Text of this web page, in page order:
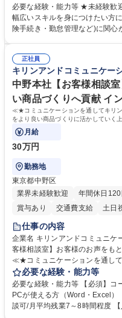
営を支えるゼネラリストをめざせます。 ・初期業務：労働
計算、社会保険対応、福利厚生
します。ご経験に応じて、休職
★メンバーがマンツーマンで丁
幅広く経験を積みたい意欲がある方に最
務・人事】未経験歓迎/日立グル
指す
必要な経験・能力等 ★未経験歓
幅広いスキルを身につけたい方におすすめ！ ■労務管
険手続き・勤怠管理など)に関
マネジメント職として活躍した
のご経験 ■労務管理（給与計算
■衛生管理者の資格をお持ちの方 学歴・資格 学歴：大学院 大学 高専 短大
専修学校 高校 語学力： 資格：
正社員
キリンアンドコミュニケー
中野本社【お客様相談
い商品づくりへ貢献 イ
≪★コミュニケーションを通してキリ
をより良い商品づくりに活かしていく
月給
30万円
勤務地
東京都中野区
業界未経験歓迎
年間休日
賞与あり
交通費支給 土日
仕事の内容
企業名 キリンアンドコミュニケーションズ株
客様相談室】お客様のお声をもとによ
≪★コミュニケーションを通し
お客様のお声をより良い商品づ
様相談室でのお仕事です。 日々お客様からいただくキリングループへのご
意見を、企業活動に活かしてい
って対応、情報提供するととも
必要な経験・能力等
必要な経験・能力等 【必須】コ
PCが使える方（Word・Excel
談可/月平均残業7～8時間程度 【入社後の研修】着任から1か月は電話対応